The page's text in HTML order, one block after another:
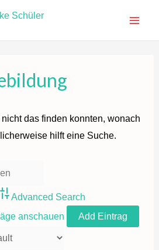
das finden konnten, wonach
hilft eine Suche.
Advanced Search
anschauen Add Eintrag